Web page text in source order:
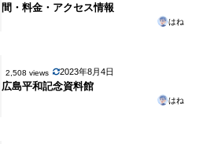
間・料金・アクセス情報
はね
2,508 views 2023年8月4日
広島平和記念資料館
はね